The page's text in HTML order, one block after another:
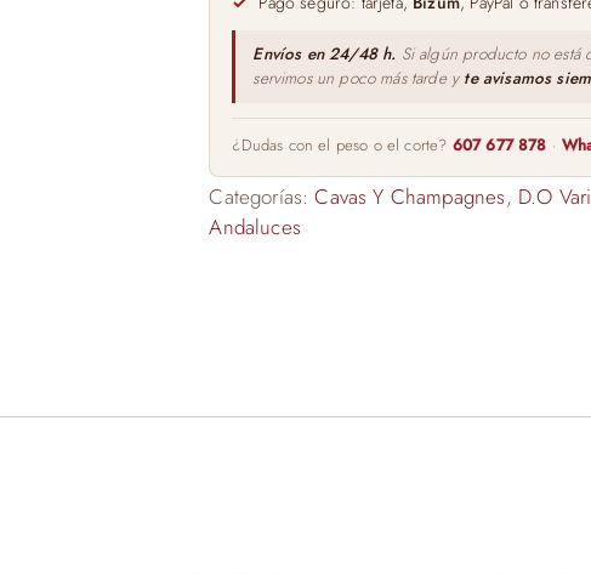
Envíos en 24/48 h. Si algún producto no está
servimos un poco más tarde y te avisamos
¿Dudas con el peso o el corte? 607 677 878 ·
Categorías:Cavas Y Champagnes, D.O
Andaluces